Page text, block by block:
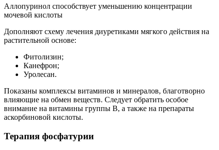
Аллопуринол способствует уменьшению концентрации
мочевой кислоты
Дополняют схему лечения диуретиками мягкого действия на
растительной основе:
Фитолизин;
Канефрон;
Уролесан.
Показаны комплексы витаминов и минералов, благотворно
влияющие на обмен веществ. Следует обратить особое
внимание на витамины группы В, а также на препараты
аскорбиновой кислоты.
Терапия фосфатурии